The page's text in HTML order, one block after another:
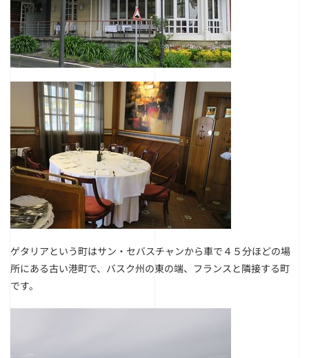
ゲタリアという町はサン・セバスチャンから車で４５分ほどの場
所にある古い港町で、バスク州の東の端、フランスと隣接する町
です。